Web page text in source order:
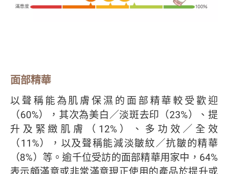
面部精華
以聲稱能為肌膚保濕的面部精華較受歡迎
（60%），其次為美白／淡斑去印（23%）、提
升及緊緻肌膚（12%）、多功效／全效
（11%），以及聲稱能減淡皺紋／抗皺的精華
（8%）等。逾千位受訪的面部精華用家中，64%